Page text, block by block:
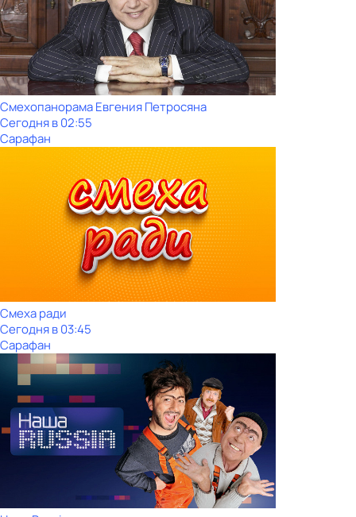
Смехопанорама Евгения Петросяна
Сегодня в 02:55
Сарафан
Смеха ради
Сегодня в 03:45
Сарафан